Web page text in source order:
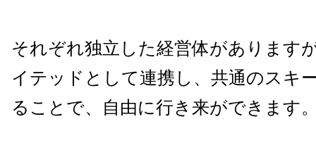
それぞれ独立した経営体があります
イテッドとして連携し、共通のスキ
ることで、自由に行き来ができます